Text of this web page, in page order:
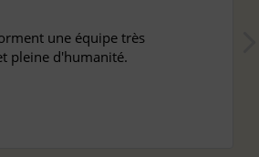
une équipe très
pleine d'humanité.